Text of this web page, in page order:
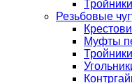
Тройники
Резьбовые
Муфты
Тройники